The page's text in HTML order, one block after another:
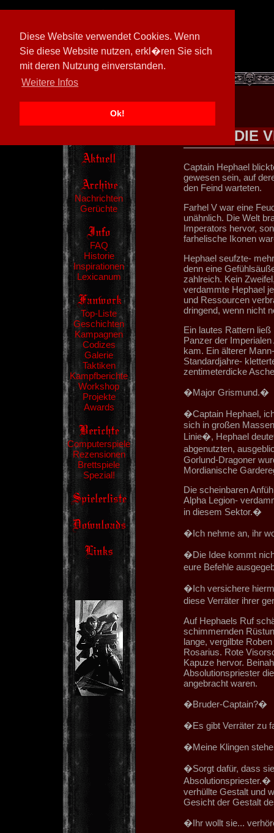
Diese Website verwendet Cookies. Wenn
Sie diese Website nutzen, erkl�ren Sie sich
mit deren Nutzung einverstanden.
Weitere Infos
Ok!
[ 597026/M3]
Nachrichten
Gerüchte
FAQ
Historie
Inspirationen
Lexicanum
Top-Liste
Geschichten
Kampagnen
Codizes
Galerie
Taktiken
Kampfberichte
Workshop
Projekte
Awards
Computerspiele
Rezensionen
Brettspiele
Spezial!
DIE
Captain Hephael
gewesen sein, auf
den Feind warteten.
Farhel V war eine
unähnlich. Die Welt
Imperators hervor,
farhelische Ikonen
Hephael seufzte-
denn eine
zahlreich. Kein
verdammte Hephael
und Ressourcen
dringend, wenn nicht
Ein lautes Rattern
Panzer der
kam. Ein älterer
Standardjahre-
zentimeterdicke
�Major Grismund.�
�Captain Hephael,
sich in großen
Linie�, Hephael
abgenutzten,
Gorlund-Dragoner
Mordianische
Die scheinbaren
Alpha Legion-
in diesem Sektor.�
�Ich nehme an, ihr
�Die Idee kommt
eure Befehle
�Ich versichere
diese Verräter ihrer
Auf Hephaels Ruf
schimmernden
lange, vergilbte
Rosarius. Rote
Kapuze hervor.
Absolutionspriester
angebracht waren.
�Bruder-Captain?�
�Es gibt Verräter zu
�Meine Klingen
�Sorgt dafür, dass
Absolutionspriester.�
verhüllte Gestalt und
Gesicht der Gestalt
�Ihr wollt sie...